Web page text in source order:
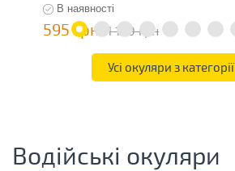
В наявності
595 грн 1 190 грн
Усі окуляри з категорії
Водійські окуляри